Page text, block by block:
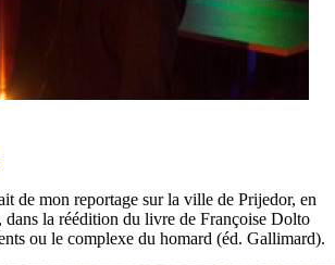
de mon reportage sur la ville de Prijedor, en
la réédition du livre de Françoise Dolto
ou le complexe du homard (éd. Gallimard).